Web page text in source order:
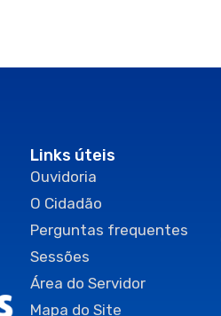
Links úteis
Ouvidoria
O Cidadão
Perguntas frequentes
Sessões
Área do Servidor
Mapa do Site